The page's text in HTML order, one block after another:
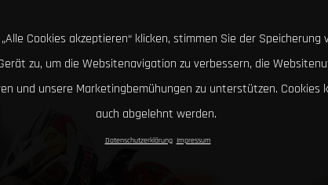
Cookies akzeptieren“ klicken, stimmen Sie der Speicherung
zu, um die Websitenavigation zu verbessern, die
und unsere Marketingbemühungen zu unterstützen. Cookies
auch abgelehnt werden.
Datenschutzerklärung Impressum